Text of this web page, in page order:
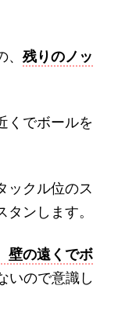
残りのノッ
くでボールを
ックル位のス
ンします。
壁の遠くでボ
いので意識し